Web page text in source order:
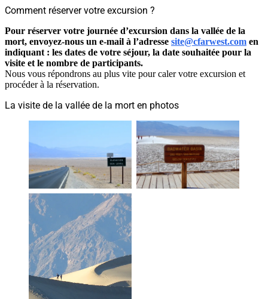
Comment réserver votre excursion ?
Pour réserver votre journée d’excursion dans la vallée de la
mort, envoyez-nous un e-mail à l’adresse site@cfarwest.com en
indiquant : les dates de votre séjour, la date souhaitée pour la
visite et le nombre de participants.
Nous vous répondrons au plus vite pour caler votre excursion et
procéder à la réservation.
La visite de la vallée de la mort en photos